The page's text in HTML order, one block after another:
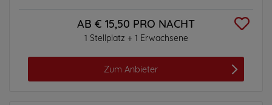
AB € 15,50 PRO NACHT
1 Stellplatz + 1 Erwachsene
Zum Anbieter